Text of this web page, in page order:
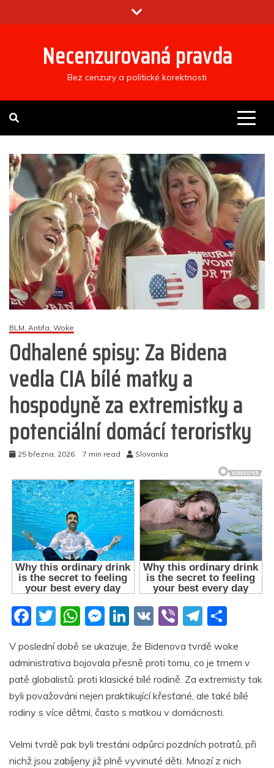
to
Necenzurovaná pravda
Bez cenzury a politické korektnosti
BLM, Antifa, Woke
Odhalené spisy: Za Bidena
vedla CIA bílé matky a
hospodyně za extremistky a
potenciální domácí teroristky
25 března, 2026 7 min read Slovanka
F
c
e
b
o
k
T
itt
er
W
at
s
A
p
M
ss
e
n
g
er
Li
n
k
e
dI
n
V
Vi
er
T
el
e
gr
a
m
ar
e
V poslední době se ukazuje, že Bidenova tvrdě woke
administrativa bojovala přesně proti tomu, co je trnem v
patě globalistů: proti klasické bílé rodině. Za extremisty tak
byli považováni nejen praktikující křesťané, ale také bílé
rodiny s více dětmi, často s matkou v domácnosti.
Velmi tvrdě pak byli trestáni odpůrci pozdních potratů, při
nichž jsou zabíjeny již plně vyvinuté děti. Mnozí z nich